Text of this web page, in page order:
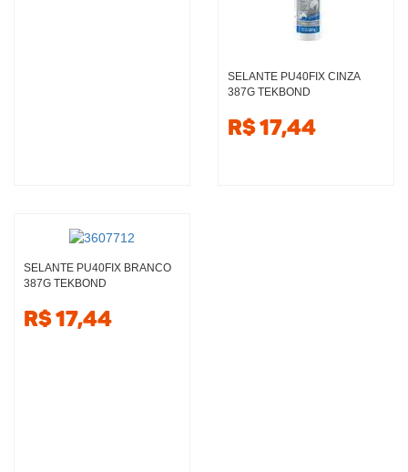
SELANTE PU40FIX CINZA
387G TEKBOND
R$ 17,44
SELANTE PU40FIX BRANCO
387G TEKBOND
R$ 17,44